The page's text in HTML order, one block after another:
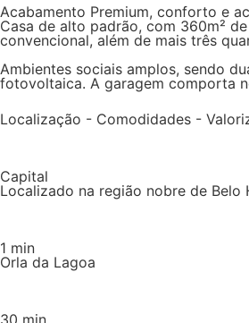
Acabamento Premium, conforto e
Casa de alto padrão, com 360m²
convencional, além de mais três
Ambientes sociais amplos, sendo
fotovoltaica. A garagem comporta
Localização - Comodidades -
Capital
Localizado na região nobre de Belo
1 min
Orla da Lagoa